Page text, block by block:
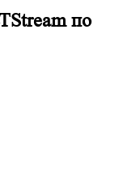
по